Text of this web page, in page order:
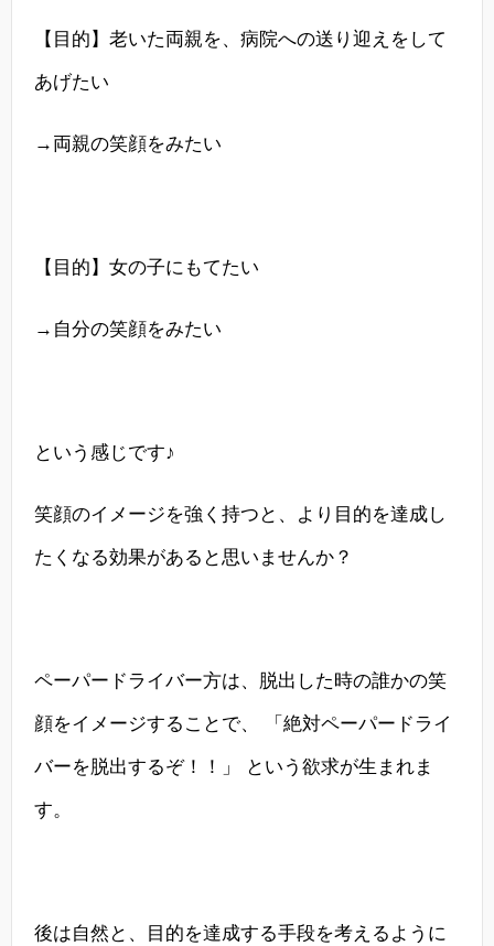
【目的】老いた両親を、病院への送り迎えをして
あげたい
→両親の笑顔をみたい
【目的】女の子にもてたい
→自分の笑顔をみたい
という感じです♪
笑顔のイメージを強く持つと、より目的を達成し
たくなる効果があると思いませんか？
ペーパードライバー方は、脱出した時の誰かの笑
顔をイメージすることで、 「絶対ペーパードライ
バーを脱出するぞ！！」 という欲求が生まれま
す。
後は自然と、目的を達成する手段を考えるように